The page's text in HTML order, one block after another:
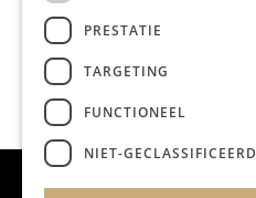
PRESTATIE
TARGETING
FUNCTIONEEL
NIET-GECLASSIFICEERD